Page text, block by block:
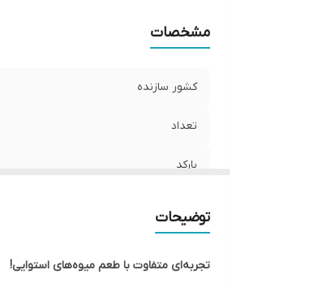
مشخصات
کشور سازنده
تعداد
بارکد
توضیحات
تجربه‌ای متفاوت با طعم میوه‌های استوایی!